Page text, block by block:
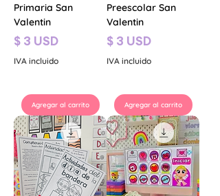
Primaria San
Valentin
Precio
$ 3 USD
IVA incluido
Agregar al carrito
Preescolar San
Valentin
Precio
$ 3 USD
IVA incluido
Agregar al carrito